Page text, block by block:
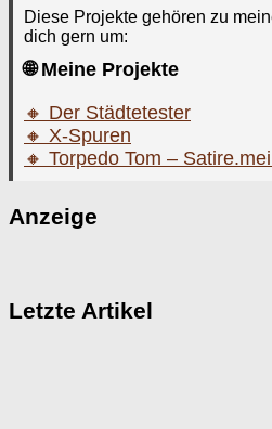
Diese Projekte gehören zu
dich gern um:
🌐 Meine Projekte
🔸 Der Städtetester
🔸 X-Spuren
🔸 Torpedo Tom –
Anzeige
Letzte Artikel